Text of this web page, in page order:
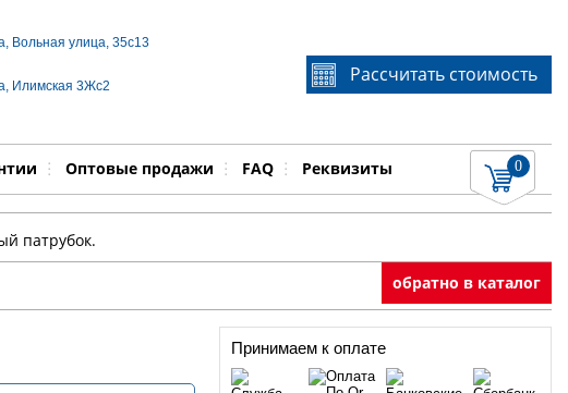
Вольная улица, 35с13
Илимская 3Жс2
Рассчитать стоимость
Оптовые продажи FAQ Реквизиты 0
Если Вы не знаете идентификационный номер
запчасти, звоните по телефону+7 495 106-64-91, мы
Выполняемые работы
патрубок.
обратно в каталог
Принимаем к оплате